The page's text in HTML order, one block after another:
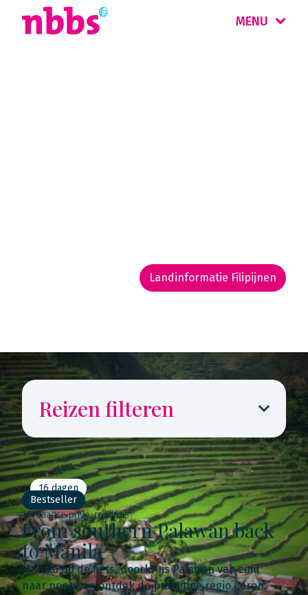
MENU
Landinformatie Filipijnen
Reizen filteren
16 dagen
Bestseller
16-daagse privé-rondreis
From southern Palawan back
to Manila
Manilla op de fiets, doorkruis Palawan van zuid
naar noord en ontdek de prachtige regio Coron.